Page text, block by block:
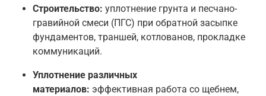
Строительство: уплотнение грунта и песчано-
гравийной смеси (ПГС) при обратной засыпке
фундаментов, траншей, котлованов, прокладке
коммуникаций.
Уплотнение различных
материалов: эффективная работа со щебнем,